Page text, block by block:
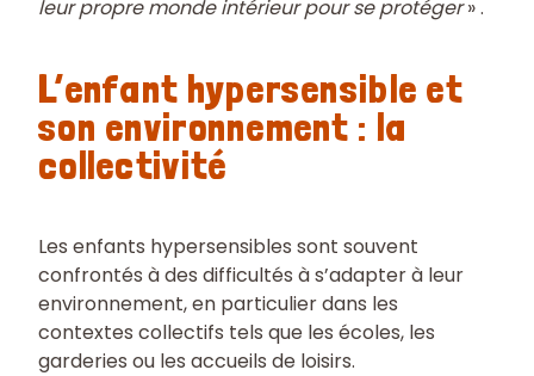
leur propre monde intérieur pour se protéger» .
L’enfant hypersensible et
son environnement : la
collectivité
Les enfants hypersensibles sont souvent
confrontés à des difficultés à s’adapter à leur
environnement, en particulier dans les
contextes collectifs tels que les écoles, les
garderies ou les accueils de loisirs.